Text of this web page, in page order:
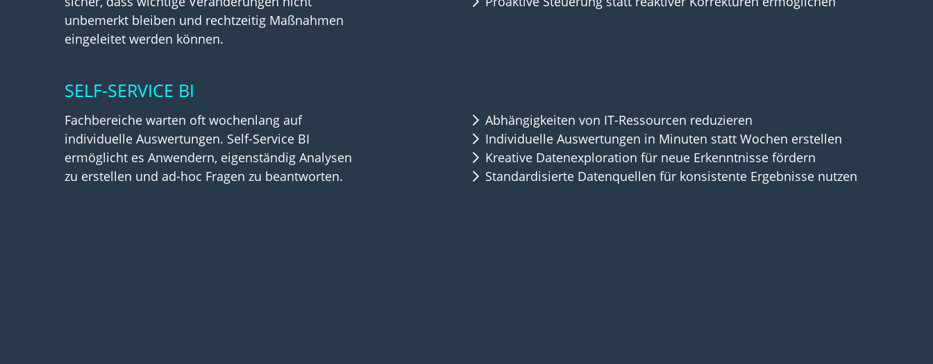
unbemerkt bleiben und rechtzeitig Maßnahmen
eingeleitet werden können.
SELF-SERVICE BI
Fachbereiche warten oft wochenlang auf
individuelle Auswertungen. Self-Service BI
ermöglicht es Anwendern, eigenständig Analysen
zu erstellen und ad-hoc Fragen zu beantworten.
Abhängigkeiten von IT-Ressourcen reduzieren
Individuelle Auswertungen in Minuten statt Wochen erstellen
Kreative Datenexploration für neue Erkenntnisse fördern
Standardisierte Datenquellen für konsistente Ergebnisse nutzen